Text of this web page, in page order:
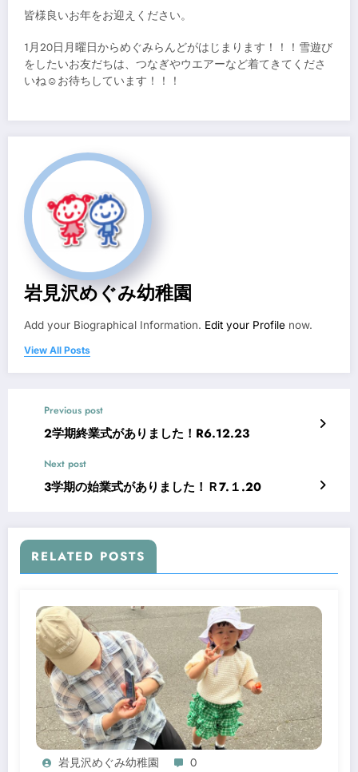
皆様良いお年をお迎えください。
1月20日月曜日からめぐみらんどがはじまります！！！雪遊び
をしたいお友だちは、つなぎやウエアーなど着てきてくださ
いね☺お待ちしています！！！
岩見沢めぐみ幼稚園
Add your Biographical Information. Edit your Profile now.
View All Posts
Previous post
2学期終業式がありました！R6.12.23
Next post
3学期の始業式がありました！Ｒ7.１.20
RELATED POSTS
岩見沢めぐみ幼稚園 0